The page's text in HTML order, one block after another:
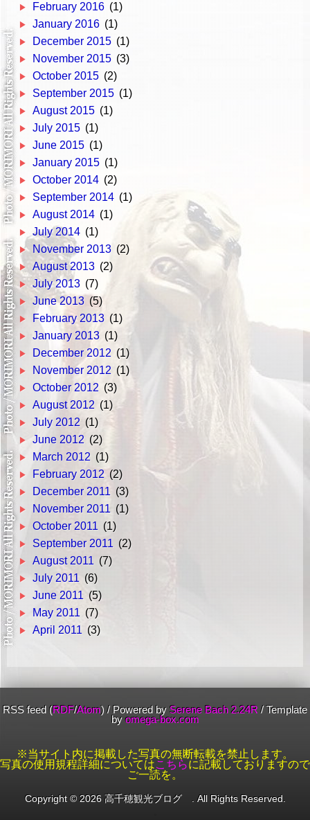
February 2016 (1)
January 2016 (1)
December 2015 (1)
November 2015 (3)
October 2015 (2)
September 2015 (1)
August 2015 (1)
July 2015 (1)
June 2015 (1)
January 2015 (1)
October 2014 (2)
September 2014 (1)
August 2014 (1)
July 2014 (1)
November 2013 (2)
August 2013 (2)
July 2013 (7)
June 2013 (5)
February 2013 (1)
January 2013 (1)
December 2012 (1)
November 2012 (1)
October 2012 (3)
August 2012 (1)
July 2012 (1)
June 2012 (2)
March 2012 (1)
February 2012 (2)
December 2011 (3)
November 2011 (1)
October 2011 (1)
September 2011 (2)
August 2011 (7)
July 2011 (6)
June 2011 (5)
May 2011 (7)
April 2011 (3)
RSS feed (RDF/Atom) / Powered by Serene Bach 2.24R / Template
byomega-box.com
※当サイト内に掲載した写真の無断転載を禁止します。
写真の使用規程詳細についてはこちらに記載しておりますので
ご一読を。
Copyright © 2026 高千穂観光ブログ . All Rights Reserved.